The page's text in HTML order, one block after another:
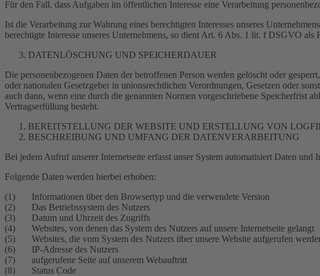
Für den Fall, dass Aufgaben im öffentlichen Interesse eine Verarbeitung
Ist die Verarbeitung zur Wahrung eines berechtigten Interesses unseres
berechtigte Interesse unseres Unternehmens, so dient Art. 6 Abs. 1 lit. f DSGVO als
DATENLÖSCHUNG UND SPEICHERDAUER
Die personenbezogenen Daten der betroffenen Person werden gelöscht oder
oder nationalen Gesetzgeber in unionsrechtlichen Verordnungen, Gesetzen oder
auch dann, wenn eine durch die genannten Normen vorgeschriebene Speicherfrist
Vertragserfüllung besteht.
BEREITSTELLUNG DER WEBSITE UND ERSTELLUNG VON
BESCHREIBUNG UND UMFANG DER DATENVERARBEITUNG
Bei jedem Aufruf unserer Internetseite erfasst unser System automatisiert Daten
Folgende Daten werden hierbei erhoben:
(1) Informationen über den Browsertyp und die verwendete Version
(2) Das Betriebssystem des Nutzers
(3) Datum und Uhrzeit des Zugriffs
(4) Websites, von denen das System des Nutzers auf unsere Internetseite gelangt
(5) Websites, die vom System des Nutzers über unsere Website aufgerufen
(6) IP-Adresse des Nutzers
(7) aufgerufene Seite auf unserem Webauftritt
(8) Status Code